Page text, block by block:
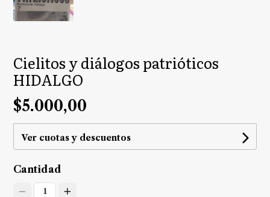
Cielitos y diálogos patrióticos
HIDALGO
$5.000,00
Ver cuotas y descuentos
Cantidad
1